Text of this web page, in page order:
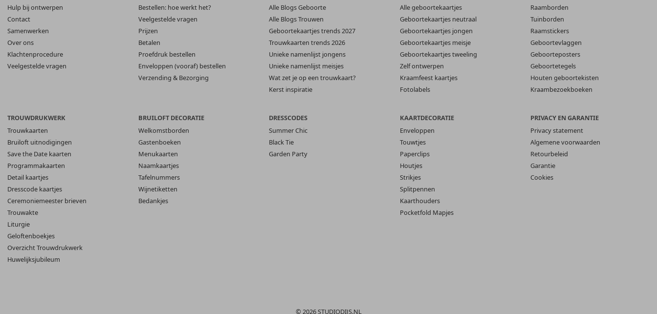
Hulp bij ontwerpen
Contact
Samenwerken
Over ons
Klachtenprocedure
Veelgestelde vragen
Bestellen: hoe werkt het?
Veelgestelde vragen
Prijzen
Betalen
Proefdruk bestellen
Enveloppen (vooraf) bestellen
Verzending & Bezorging
Alle Blogs Geboorte
Alle Blogs Trouwen
Geboortekaartjes trends 2027
Trouwkaarten trends 2026
Unieke namenlijst jongens
Unieke namenlijst meisjes
Wat zet je op een trouwkaart?
Kerst inspiratie
Alle geboortekaartjes
Geboortekaartjes neutraal
Geboortekaartjes jongen
Geboortekaartjes meisje
Geboortekaartjes tweeling
Zelf ontwerpen
Kraamfeest kaartjes
Fotolabels
Raamborden
Tuinborden
Raamstickers
Geboortevlaggen
Geboorteposters
Geboortetegels
Houten geboortekisten
Kraambezoekboeken
TROUWDRUKWERK
Trouwkaarten
Bruiloft uitnodigingen
Save the Date kaarten
Programmakaarten
Detail kaartjes
Dresscode kaartjes
Ceremoniemeester brieven
Trouwakte
Liturgie
Geloftenboekjes
Overzicht Trouwdrukwerk
Huwelijksjubileum
BRUILOFT DECORATIE
Welkomstborden
Gastenboeken
Menukaarten
Naamkaartjes
Tafelnummers
Wijnetiketten
Bedankjes
DRESSCODES
Summer Chic
Black Tie
Garden Party
KAARTDECORATIE
Enveloppen
Touwtjes
Paperclips
Houtjes
Strikjes
Splitpennen
Kaarthouders
Pocketfold Mapjes
PRIVACY EN GARANTIE
Privacy statement
Algemene voorwaarden
Retourbeleid
Garantie
Cookies
© 2026 STUDIODIJS.NL